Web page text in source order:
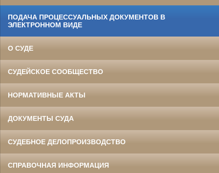
ПОДАЧА ПРОЦЕССУАЛЬНЫХ ДОКУМЕНТОВ В
ЭЛЕКТРОННОМ ВИДЕ
О СУДЕ
СУДЕЙСКОЕ СООБЩЕСТВО
НОРМАТИВНЫЕ АКТЫ
ДОКУМЕНТЫ СУДА
СУДЕБНОЕ ДЕЛОПРОИЗВОДСТВО
СПРАВОЧНАЯ ИНФОРМАЦИЯ